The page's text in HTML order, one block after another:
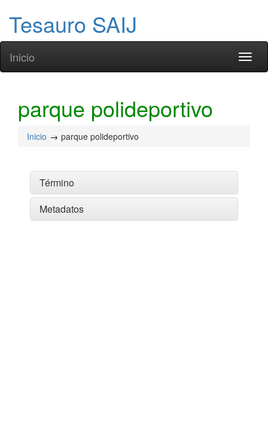
Tesauro SAIJ
Inicio
parque polideportivo
Inicio parque polideportivo
Término
Metadatos